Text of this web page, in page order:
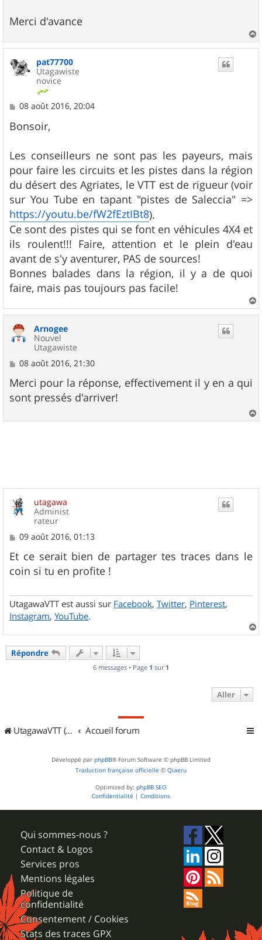
Merci d'avance
a
pat77700
Utagawiste
novice
M
s
s
g
e
08 août 2016, 20:04
Bonsoir,
Les conseilleurs ne sont pas les payeurs, mais
pour faire les circuits et les pistes dans la région
du désert des Agriates, le VTT est de rigueur (voir
sur You Tube en tapant "pistes de Saleccia" =>
https://youtu.be/fW2fEztIBt8).
Ce sont des pistes qui se font en véhicules 4X4 et
ils roulent!!! Faire, attention et le plein d'eau
avant de s'y aventurer, PAS de sources!
Bonnes balades dans la région, il y a de quoi
faire, mais pas toujours pas facile!
a
Arnogee
Nouvel
Utagawiste
M
s
s
a
08 août 2016, 21:30
Merci pour la réponse, effectivement il y en a qui
sont pressés d'arriver!
a
utagawa
Administ
rateur
M
s
s
a
09 août 2016, 01:13
Et ce serait bien de partager tes traces dans le
coin si tu en profite !
UtagawaVTT est aussi sur Facebook, Twitter, Pinterest,
Instagram, YouTube.
a
Répondre
6 messages • Page 1 sur 1
Aller
UtagawaVTT (Randos VTT et VTTAE avec traces GPS) Accueil forum
Développé par phpBB® Forum Software © phpBB Limited
Traduction française officielle © Qiaeru
Optimized by: phpBB SEO
Confidentialité | Conditions
Qui sommes-nous ?
Contact & Logos
Services pros
Mentions légales
Politique de
confidentialité
Consentement / Cookies
Stats des traces GPX